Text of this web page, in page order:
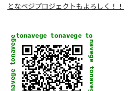
となベジプロジェクトもよろしく！！